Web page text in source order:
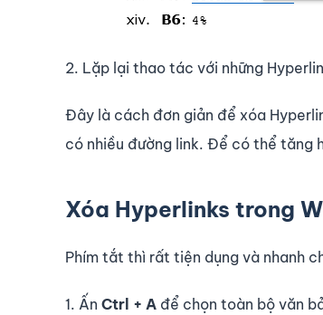
2. Lặp lại thao tác với những
Đây là cách đơn giản để xóa
có nhiều đường link. Để có thể tăng
Xóa Hyperlinks trong
Phím tắt thì rất tiện dụng và nhanh
1. Ấn Ctrl + A để chọn toàn bộ văn